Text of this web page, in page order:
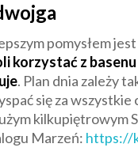
pomysłem
korzystać z basenu
. Plan dnia zależy
się za
kilkupiętrowym
Marzeń: https://